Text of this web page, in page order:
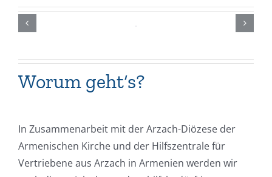
Worum geht‘s?
In Zusammenarbeit mit der Arzach-Diözese der
Armenischen Kirche und der Hilfszentrale für
Vertriebene aus Arzach in Armenien werden wir